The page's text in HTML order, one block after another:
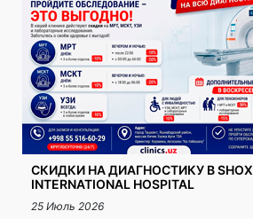
СКИДКИ НА ДИАГНОСТИКУ В SHOX
INTERNATIONAL HOSPITAL
25 Июль 2026